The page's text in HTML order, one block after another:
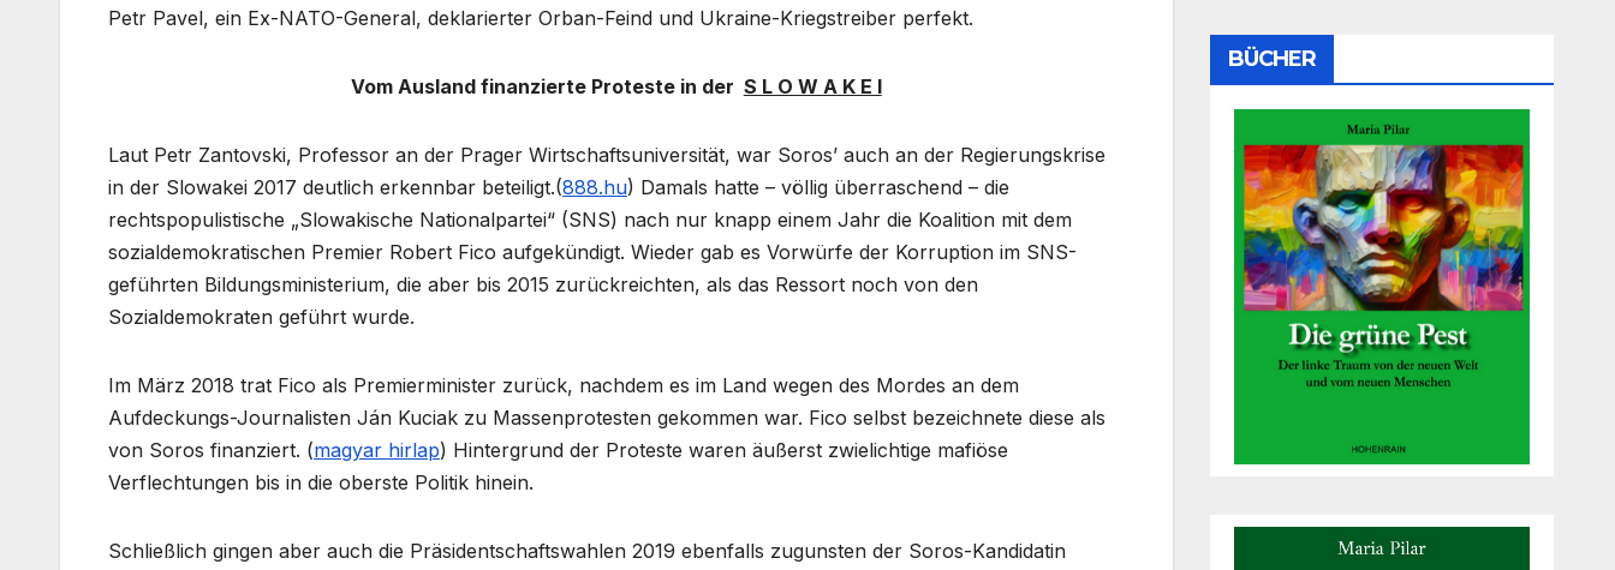
Petr Pavel, ein Ex-NATO-General, deklarierter Orban-Feind und Ukraine-Kriegstreiber perfekt.
Vom Ausland finanzierte Proteste in der S L O W A K E I
Laut Petr Zantovski, Professor an der Prager Wirtschaftsuniversität, war Soros’ auch an der Regierungskrise
in der Slowakei 2017 deutlich erkennbar beteiligt.(888.hu) Damals hatte – völlig überraschend – die
rechtspopulistische „Slowakische Nationalpartei“ (SNS) nach nur knapp einem Jahr die Koalition mit dem
sozialdemokratischen Premier Robert Fico aufgekündigt. Wieder gab es Vorwürfe der Korruption im SNS-
geführten Bildungsministerium, die aber bis 2015 zurückreichten, als das Ressort noch von den
Sozialdemokraten geführt wurde.
Im März 2018 trat Fico als Premierminister zurück, nachdem es im Land wegen des Mordes an dem
Aufdeckungs-Journalisten Ján Kuciak zu Massenprotesten gekommen war. Fico selbst bezeichnete diese als
von Soros finanziert. (magyar hirlap) Hintergrund der Proteste waren äußerst zwielichtige mafiöse
Verflechtungen bis in die oberste Politik hinein.
Schließlich gingen aber auch die Präsidentschaftswahlen 2019 ebenfalls zugunsten der Soros-Kandidatin
BÜCHER